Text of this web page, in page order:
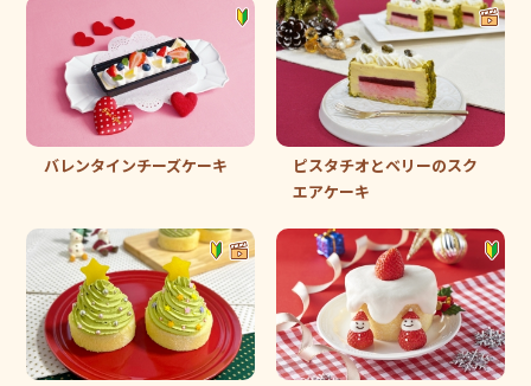
バレンタインチーズケーキ
ピスタチオとベリーのスク
エアケーキ